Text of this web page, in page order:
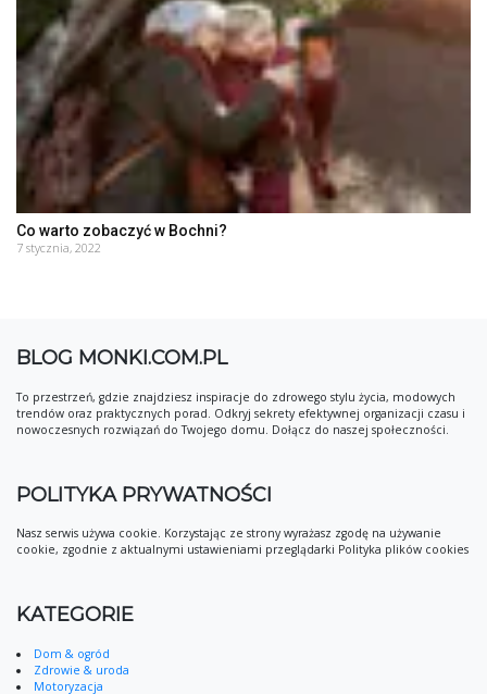
Co warto zobaczyć w Bochni?
7 stycznia, 2022
BLOG MONKI.COM.PL
To przestrzeń, gdzie znajdziesz inspiracje do zdrowego stylu życia, modowych
trendów oraz praktycznych porad. Odkryj sekrety efektywnej organizacji czasu i
nowoczesnych rozwiązań do Twojego domu. Dołącz do naszej społeczności.
POLITYKA PRYWATNOŚCI
Nasz serwis używa cookie. Korzystając ze strony wyrażasz zgodę na używanie
cookie, zgodnie z aktualnymi ustawieniami przeglądarki Polityka plików cookies
KATEGORIE
Dom & ogród
Zdrowie & uroda
Motoryzacja